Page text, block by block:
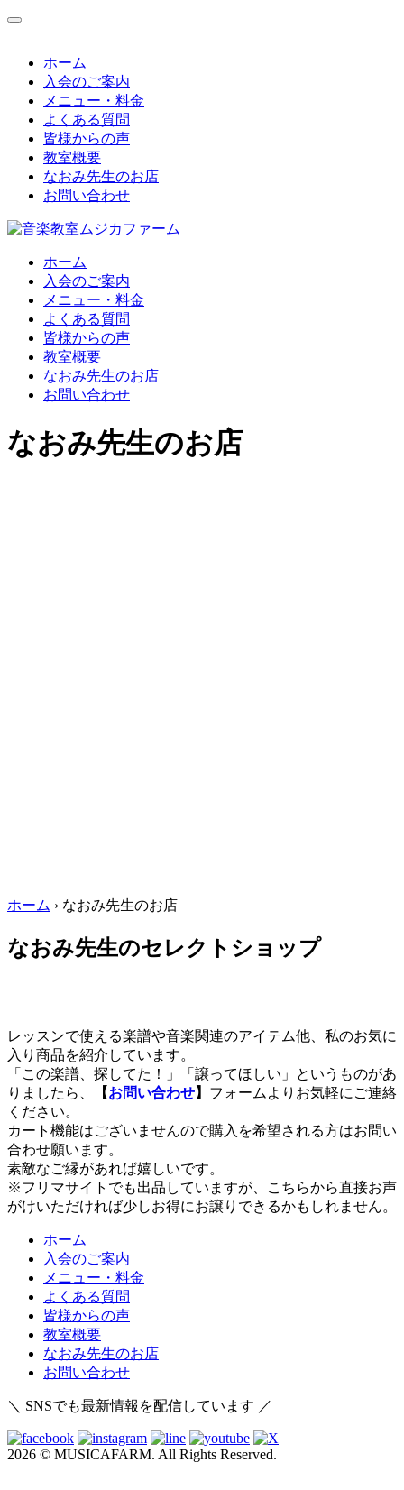
コ
ホーム
入会のご案内
メニュー・料金
よくある質問
皆様からの声
教室概要
なおみ先生のお店
お問い合わせ
ホーム
入会のご案内
メニュー・料金
よくある質問
皆様からの声
教室概要
なおみ先生のお店
お問い合わせ
なおみ先生のお店
ホーム › なおみ先生のお店
なおみ先生のセレクトショップ
レッスンで使える楽譜や音楽関連のアイテム他、私のお気に
入り商品を紹介しています。
「この楽譜、探してた！」「譲ってほしい」というものがあ
りましたら、
【お問い合わせ】 フォームよりお気軽にご連絡
ください。
カート機能はございませんので購入を希望される方はお問い
合わせ願います。
素敵なご縁があれば嬉しいです。
※フリマサイトでも出品していますが、こちらから直接お声
がけいただければ少しお得にお譲りできるかもしれません。
ホーム
入会のご案内
メニュー・料金
よくある質問
皆様からの声
教室概要
なおみ先生のお店
お問い合わせ
＼ SNSでも最新情報を配信しています ／
2026 © MUSICAFARM. All Rights Reserved.